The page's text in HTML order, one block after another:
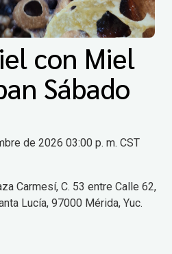
con Miel
Sábado
de 2026 03:00 p. m. CST
Carmesí, C. 53 entre Calle 62,
Lucía, 97000 Mérida, Yuc.